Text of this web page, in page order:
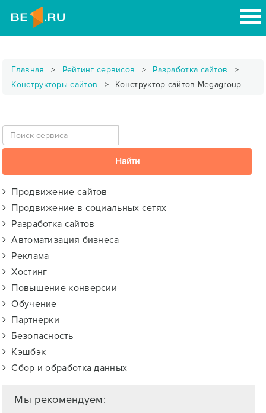
Главная Рейтинг сервисов
Разработка сайтов
Конструкторы сайтов
Конструктор сайтов Megagroup
Продвижение сайтов
Продвижение в социальных сетях
Разработка сайтов
Автоматизация бизнеса
Реклама
Хостинг
Повышение конверсии
Обучение
Партнерки
Безопасность
Кэшбэк
Сбор и обработка данных
Мы рекомендуем: